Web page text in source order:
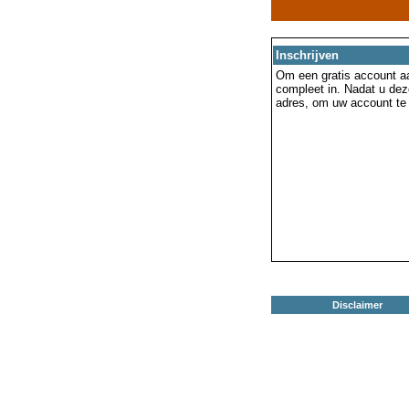
Inschrijven
Om een gratis account
compleet in. Nadat u
adres, om uw account
Disclaimer